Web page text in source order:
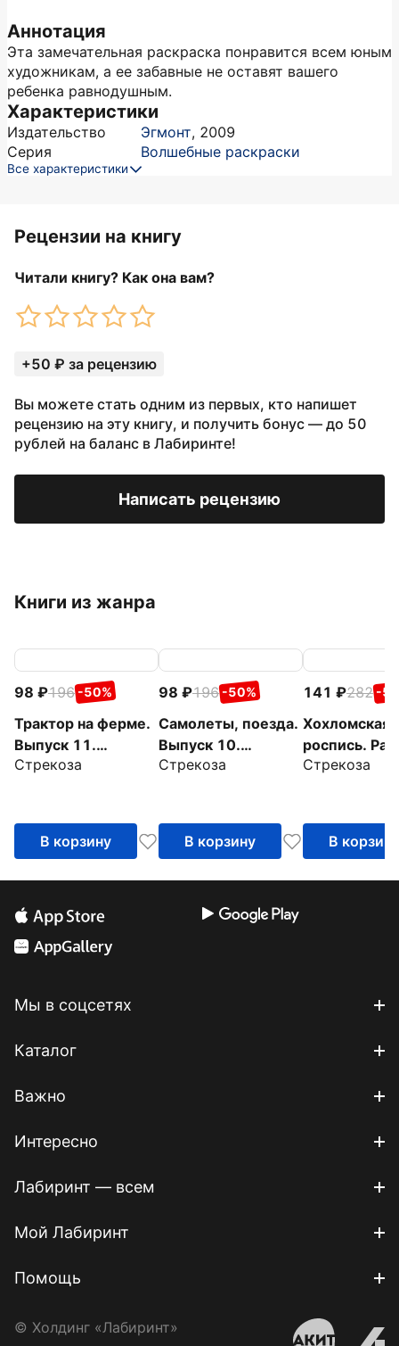
Аннотация
Эта замечательная раскраска понравится всем юным
художникам, а ее забавные не оставят вашего
ребенка равнодушным.
Характеристики
Издательство Эгмонт, 2009
Серия
Волшебные раскраски
Все характеристики
Рецензии на книгу
Читали книгу? Как она вам?
+50 ₽ за рецензию
Вы можете стать одним из первых, кто напишет
рецензию на эту книгу, и получить бонус — до 50
рублей на баланс в Лабиринте!
Написать рецензию
Книги из жанра
98 196 -50%
Трактор на ферме.
Выпуск 11.
Раскраска с
Стрекоза
В корзину
98 196 -50%
Самолеты, поезда.
Выпуск 10.
Раскраска с
Стрекоза
В корзину
141 282 -
Хохломская
роспись.
с
Стрекоза
В корзину
Мы в соцсетях
Каталог
Важно
Интересно
Лабиринт — всем
Мой Лабиринт
Помощь
© Холдинг «Лабиринт»